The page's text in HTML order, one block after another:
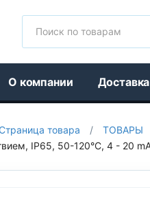
О компании Доставка
Страница товара / ТОВАРЫ
IP65, 50-120°C, 4 - 20